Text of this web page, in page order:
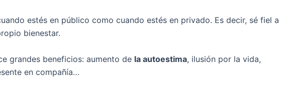
estés en público como cuando estés en privado. Es decir, sé fiel a
bienestar.
grandes beneficios: aumento de la autoestima, ilusión por la vida,
en compañía…